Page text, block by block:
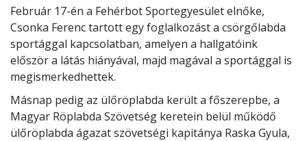
Február 17-én a Fehérbot Sportegyesület elnőke,
Csonka Ferenc tartott egy foglalkozást a csörgőlabda
sportággal kapcsolatban, amelyen a hallgatóink
először a látás hiányával, majd magával a sportággal is
megismerkedhettek.
Másnap pedig az ülőröplabda került a főszerepbe, a
Magyar Röplabda Szövetség keretein belül működő
ülőröplabda ágazat szövetségi kapitánya Raska Gyula,